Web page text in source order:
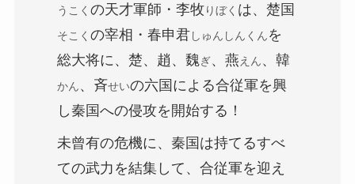
うこく の天才軍師・李牧りぼく は、楚国
そこく の宰相・ 春申君しゅんしんくんを
総大将に、楚、趙、魏ぎ、燕えん、韓
かん、斉せいの六国による合従軍を興
し秦国への侵攻を開始する！
未曾有の危機に、秦国は持てるすべ
ての武力を結集して、合従軍を迎え